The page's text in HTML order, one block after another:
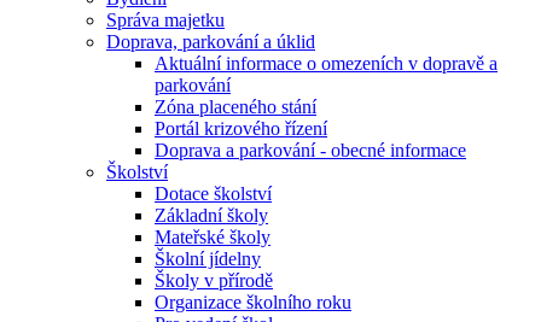
Správa majetku
Doprava, parkování a úklid
Aktuální informace o omezeních v dopravě a
parkování
Zóna placeného stání
Portál krizového řízení
Doprava a parkování - obecné informace
Školství
Dotace školství
Základní školy
Mateřské školy
Školní jídelny
Školy v přírodě
Organizace školního roku